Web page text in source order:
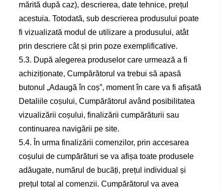
mărită după caz), descrierea, date tehnice, prețul
acestuia. Totodată, sub descrierea produsului poate
fi vizualizată modul de utilizare a produsului, atât
prin descriere cât și prin poze exemplificative.
5.3. După alegerea produselor care urmează a fi
achiziționate, Cumpărătorul va trebui să apasă
butonul „Adaugă în coș”, moment în care va fi afișată
Detaliile coșului, Cumpărătorul având posibilitatea
vizualizării coșului, finalizării cumpărăturii sau
continuarea navigării pe site.
5.4. În urma finalizării comenzilor, prin accesarea
coșului de cumpărături se va afișa toate produsele
adăugate, numărul de bucăți, prețul individual și
prețul total al comenzii. Cumpărătorul va avea